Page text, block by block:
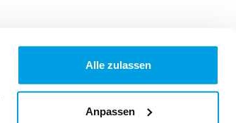
Alle zulassen
Anpassen